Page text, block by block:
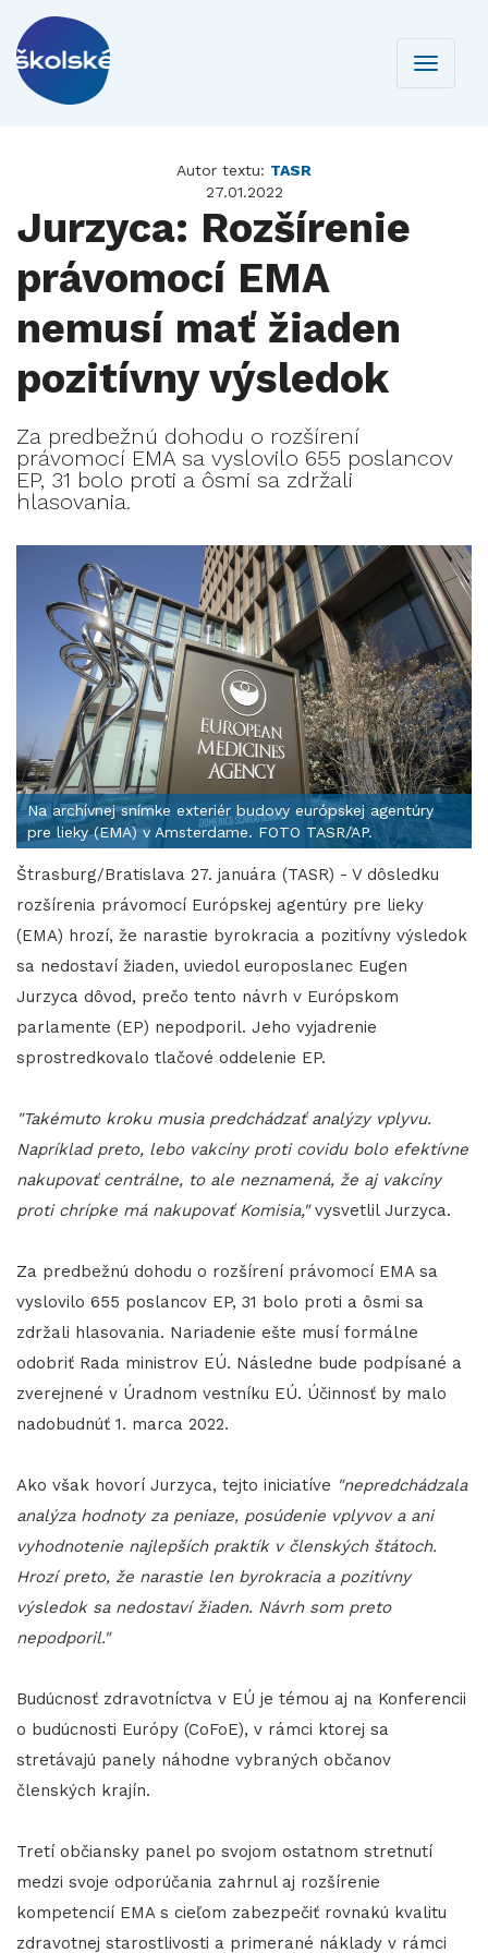
Toggle
Autor textu: TASR
27.01.2022
Jurzyca: Rozšírenie
právomocí EMA
nemusí mať žiaden
pozitívny výsledok
Za predbežnú dohodu o rozšírení
právomocí EMA sa vyslovilo 655 poslancov
EP, 31 bolo proti a ôsmi sa zdržali
hlasovania.
Na archívnej snímke exteriér budovy európskej agentúry
pre lieky (EMA) v Amsterdame. FOTO TASR/AP.
Štrasburg/Bratislava 27. januára (TASR) - V dôsledku
rozšírenia právomocí Európskej agentúry pre lieky
(EMA) hrozí, že narastie byrokracia a pozitívny výsledok
sa nedostaví žiaden, uviedol europoslanec Eugen
Jurzyca dôvod, prečo tento návrh v Európskom
parlamente (EP) nepodporil. Jeho vyjadrenie
sprostredkovalo tlačové oddelenie EP.
"Takémuto kroku musia predchádzať analýzy vplyvu.
Napríklad preto, lebo vakcíny proti covidu bolo efektívne
nakupovať centrálne, to ale neznamená, že aj vakcíny
proti chrípke má nakupovať Komisia,"vysvetlil Jurzyca.
Za predbežnú dohodu o rozšírení právomocí EMA sa
vyslovilo 655 poslancov EP, 31 bolo proti a ôsmi sa
zdržali hlasovania. Nariadenie ešte musí formálne
odobriť Rada ministrov EÚ. Následne bude podpísané a
zverejnené v Úradnom vestníku EÚ. Účinnosť by malo
nadobudnúť 1. marca 2022.
Ako však hovorí Jurzyca, tejto iniciatíve "nepredchádzala
analýza hodnoty za peniaze, posúdenie vplyvov a ani
vyhodnotenie najlepších praktík v členských štátoch.
Hrozí preto, že narastie len byrokracia a pozitívny
výsledok sa nedostaví žiaden. Návrh som preto
nepodporil."
Budúcnosť zdravotníctva v EÚ je témou aj na Konferencii
o budúcnosti Európy (CoFoE), v rámci ktorej sa
stretávajú panely náhodne vybraných občanov
členských krajín.
Tretí občiansky panel po svojom ostatnom stretnutí
medzi svoje odporúčania zahrnul aj rozšírenie
kompetencií EMA s cieľom zabezpečiť rovnakú kvalitu
zdravotnej starostlivosti a primerané náklady v rámci